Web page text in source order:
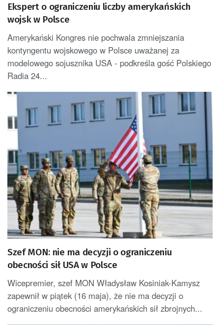
Ekspert o ograniczeniu liczby amerykańskich
wojsk w Polsce
Amerykański Kongres nie pochwala zmniejszania
kontyngentu wojskowego w Polsce uważanej za
modelowego sojusznika USA - podkreśla gość Polskiego
Radia 24...
Szef MON: nie ma decyzji o ograniczeniu
obecności sił USA w Polsce
Wicepremier, szef MON Władysław Kosiniak-Kamysz
zapewnił w piątek (16 maja), że nie ma decyzji o
ograniczeniu obecności amerykańskich sił zbrojnych...